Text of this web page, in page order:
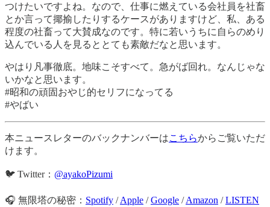
つけたいですよね。なので、仕事に燃えている会社員を社畜
とか言って揶揄したりするケースがありますけど、私、ある
程度の社畜って大賛成なのです。特に若いうちに自らのめり
込んでいる人を見るととても素敵だなと思います。
やはり凡事徹底。地味こそすべて。急がば回れ。なんじゃな
いかなと思います。
#昭和の頑固おやじ的セリフになってる
#やばい
本ニュースレターのバックナンバーはこちらからご覧いただ
けます。
🐦 Twitter： @ayakoPizumi
🎧 無限塔の秘密： Spotify /Apple /Google /Amazon /LISTEN